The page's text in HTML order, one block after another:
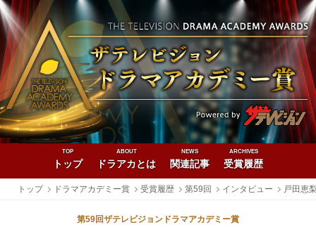
TOP
トップ
ABOUT
ドラアカとは
NEWS
関連記事
ARCHIVES
受賞履歴
トップ ドラマアカデミー賞 受賞履歴 第59回 インタビュー 戸田恵
第59回ザテレビジョンドラマアカデミー賞